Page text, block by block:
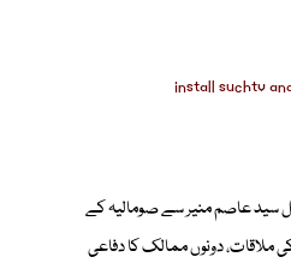
سید عاصم منیر سے صومالیہ کے
ملاقات، دونوں ممالک کا دفاعی